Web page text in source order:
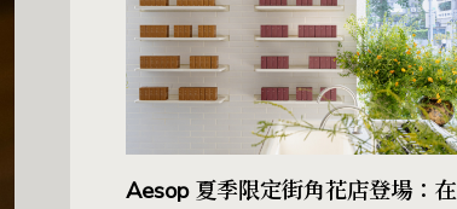
Aesop 夏季限定街角花店登場：在